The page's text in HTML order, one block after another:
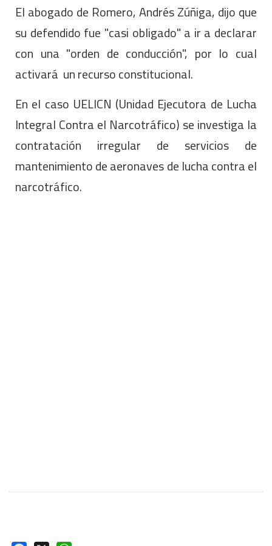
El abogado de Romero, Andrés Zúñiga, dijo que
su defendido fue "casi obligado" a ir a declarar
con una "orden de conducción", por lo cual
activará un recurso constitucional.
En el caso UELICN (Unidad Ejecutora de Lucha
Integral Contra el Narcotráfico) se investiga la
contratación irregular de servicios de
mantenimiento de aeronaves de lucha contra el
narcotráfico.